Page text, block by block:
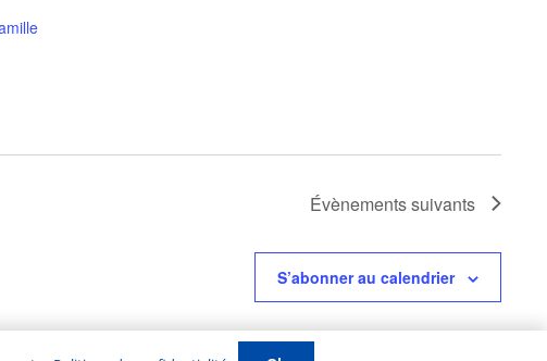
Évènementssuivants
S’abonner au calendrier